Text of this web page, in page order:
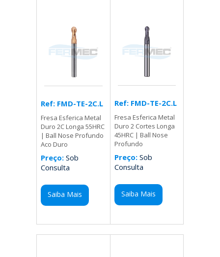
Ref: FMD-TE-2C.L
Fresa Esferica Metal
Duro 2C Longa 55HRC
| Ball Nose Profundo
Aco Duro
Preço: Sob
Consulta
Saiba Mais
Ref: FMD-TE-2C.L
Fresa Esferica Metal
Duro 2 Cortes Longa
45HRC | Ball Nose
Profundo
Preço:Sob
Consulta
Saiba Mais